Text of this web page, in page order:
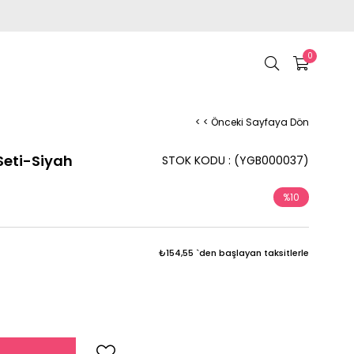
0
< < Önceki Sayfaya Dön
Siyah (YGB000037)
STOK KODU
%10
₺154,55 `den başlayan taksitlerle